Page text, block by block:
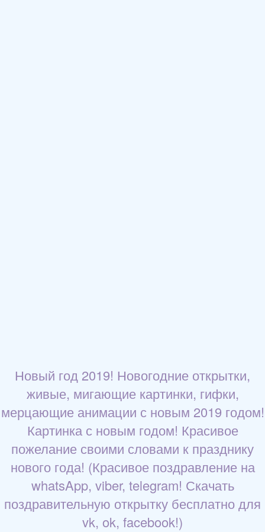
Новый год 2019! Новогодние открытки,
живые, мигающие картинки, гифки,
мерцающие анимации с новым 2019 годом!
Картинка с новым годом! Красивое
пожелание своими словами к празднику
нового года! (Красивое поздравление на
whatsApp, viber, telegram! Скачать
поздравительную открытку бесплатно для
vk, ok, facebook!)